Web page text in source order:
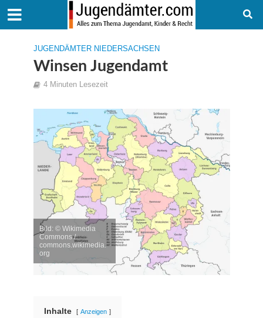
JUGENDÄMTER NIEDERSACHSEN
Winsen Jugendamt
4 Minuten Lesezeit
Bild: © Wikimedia
Commons /
commons.wikimedia.
org
Inhalte Anzeigen